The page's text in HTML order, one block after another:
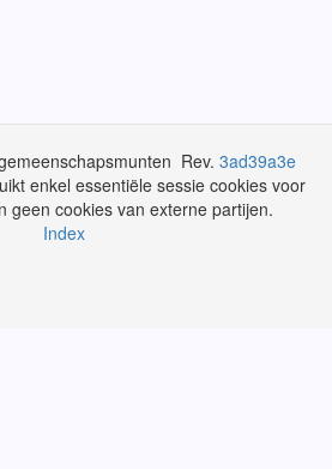
Rev. 3ad39a3e
enkel essentiële sessie cookies voor
geen cookies van externe partijen.
Index